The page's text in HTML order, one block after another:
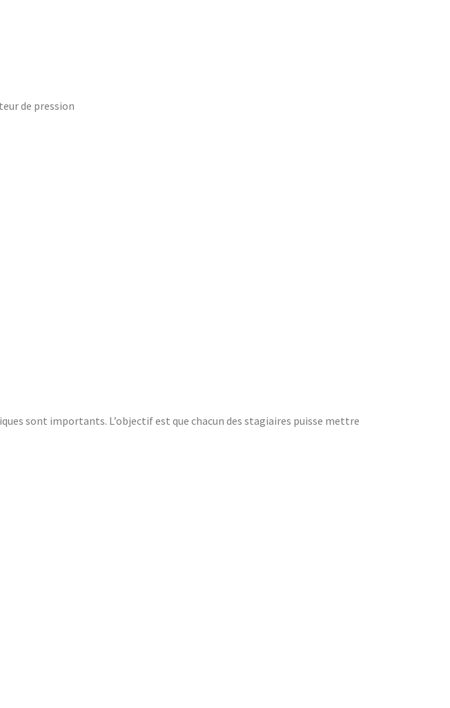
de pression
sont importants. L’objectif est que chacun des stagiaires puisse mettre